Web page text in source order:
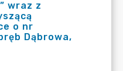
wraz z
o nr
Dąbrowa,